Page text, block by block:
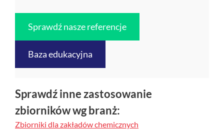
Sprawdź nasze referencje
Baza edukacyjna
Sprawdź inne zastosowanie
zbiorników wg branż:
Zbiorniki dla zakładów chemicznych